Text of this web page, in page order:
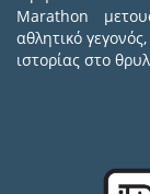
Marathon
αθλητικό
ιστορίας στο